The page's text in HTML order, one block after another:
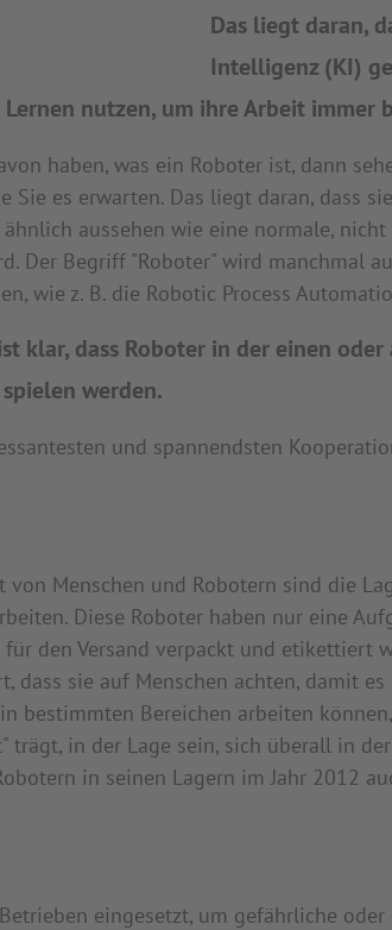
Das liegt daran,
Intelligenz (KI)
nutzen, um ihre Arbeit immer
haben, was ein Roboter ist, dann
es erwarten. Das liegt daran, dass
aussehen wie eine normale,
Der Begriff "Roboter" wird manchmal
wie z. B. die Robotic Process
klar, dass Roboter in der einen
werden.
und spannendsten
Menschen und Robotern sind die
Diese Roboter haben nur eine
den Versand verpackt und etikettiert
dass sie auf Menschen achten, damit
bestimmten Bereichen arbeiten
in der Lage sein, sich überall in
in seinen Lagern im Jahr 2012
eingesetzt, um gefährliche